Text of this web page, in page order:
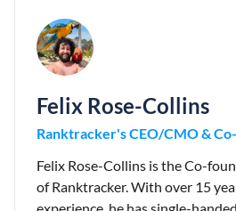
Felix Rose-Collins
Ranktracker's CEO/CMO &
Felix Rose-Collins is the Co-
of Ranktracker. With over 15